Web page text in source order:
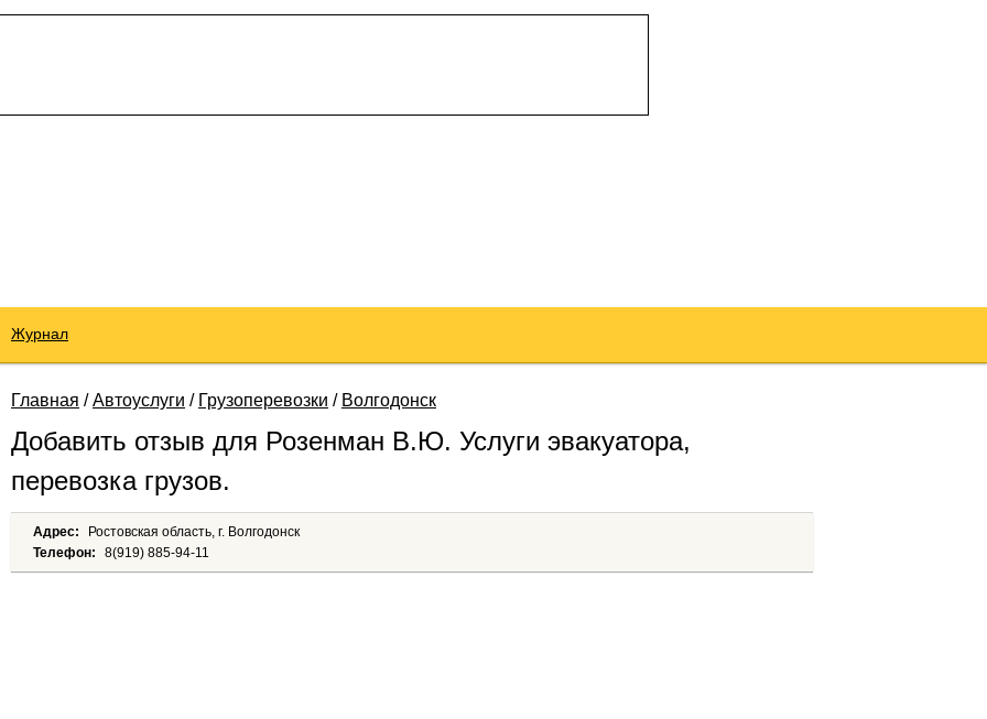
Журнал
Главная /Автоуслуги / Грузоперевозки / Волгодонск
Добавить отзыв для Розенман В.Ю. Услуги эвакуатора,
перевозка грузов.
Адрес:
Ростовская область, г. Волгодонск
Телефон:
8(919) 885-94-11